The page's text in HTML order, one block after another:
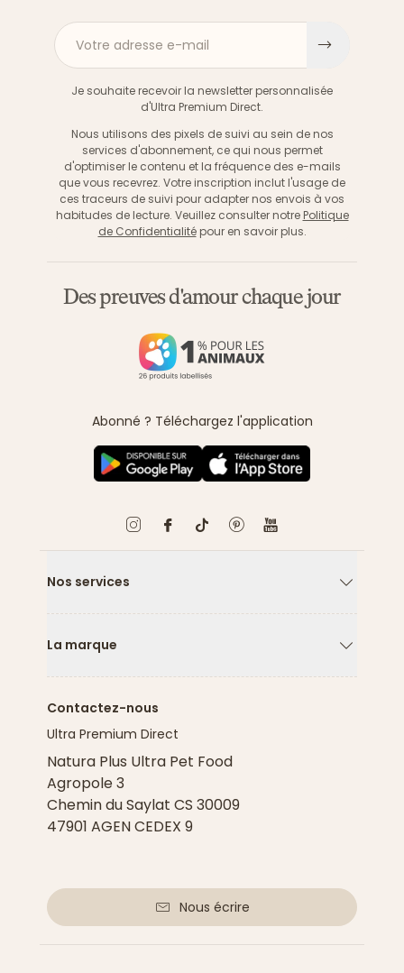
Votre adresse e-mail
Je souhaite recevoir la newsletter personnalisée
d'Ultra Premium Direct.
Nous utilisons des pixels de suivi au sein de nos
services d'abonnement, ce qui nous permet
d'optimiser le contenu et la fréquence des e-mails
que vous recevrez. Votre inscription inclut l'usage de
ces traceurs de suivi pour adapter nos envois à vos
habitudes de lecture. Veuillez consulter notre Politique
de Confidentialitépour en savoir plus.
Des preuves d'amour chaque jour
Abonné ? Téléchargez l'application
Nos services
La marque
Contactez-nous
Ultra Premium Direct
Natura Plus Ultra Pet Food
Agropole 3
Chemin du Saylat CS 30009
47901 AGEN CEDEX 9
Nous écrire